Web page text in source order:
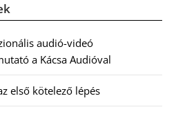
audió-videó
a Kácsa Audióval
első kötelező lépés